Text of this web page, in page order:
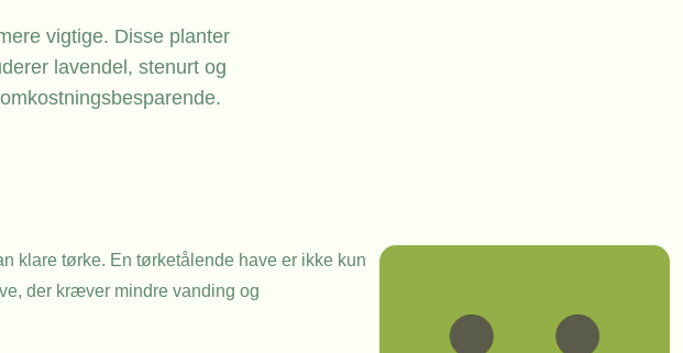
vigtige. Disse planter
lavendel, stenurt og
klare tørke. En tørketålende have er ikke kun
der kræver mindre vanding og